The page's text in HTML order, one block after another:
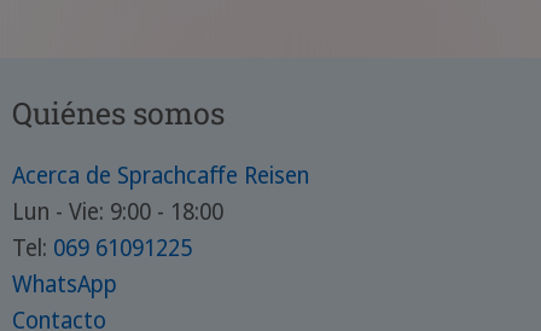
Quiénes somos
Acerca de Sprachcaffe Reisen
Lun - Vie: 9:00 - 18:00
Tel: 069 61091225
WhatsApp
Contacto